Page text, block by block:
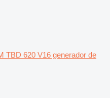
TBD 620 V16 generador de